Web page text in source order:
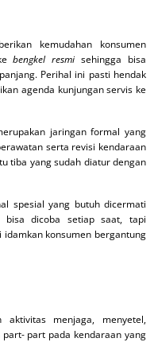
kemudahan konsumen
bengkel resmi sehingga bisa
Perihal ini pasti hendak
agenda kunjungan servis ke
jaringan formal yang
serta revisi kendaraan
tiba yang sudah diatur dengan
spesial yang butuh dicermati
dicoba setiap saat, tapi
konsumen bergantung
menjaga, menyetel,
part pada kendaraan yang